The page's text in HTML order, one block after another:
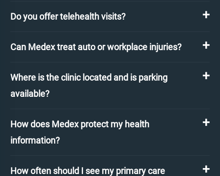
Do you offer telehealth visits?
Can Medex treat auto or workplace injuries?
Where is the clinic located and is parking
available?
How does Medex protect my health
information?
How often should I see my primary care